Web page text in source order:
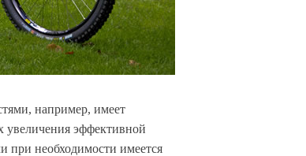
например, имеет
увеличения эффективной
при необходимости имеется